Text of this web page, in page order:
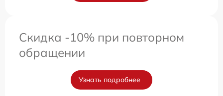
Скидка -10% при повторном
обращении
Узнать подробнее